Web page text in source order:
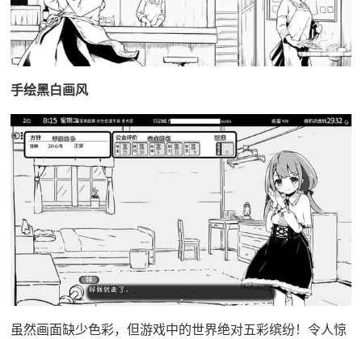
手绘黑白画风
虽然画面缺少色彩，但游戏中的世界绝对五彩缤纷！令人惊